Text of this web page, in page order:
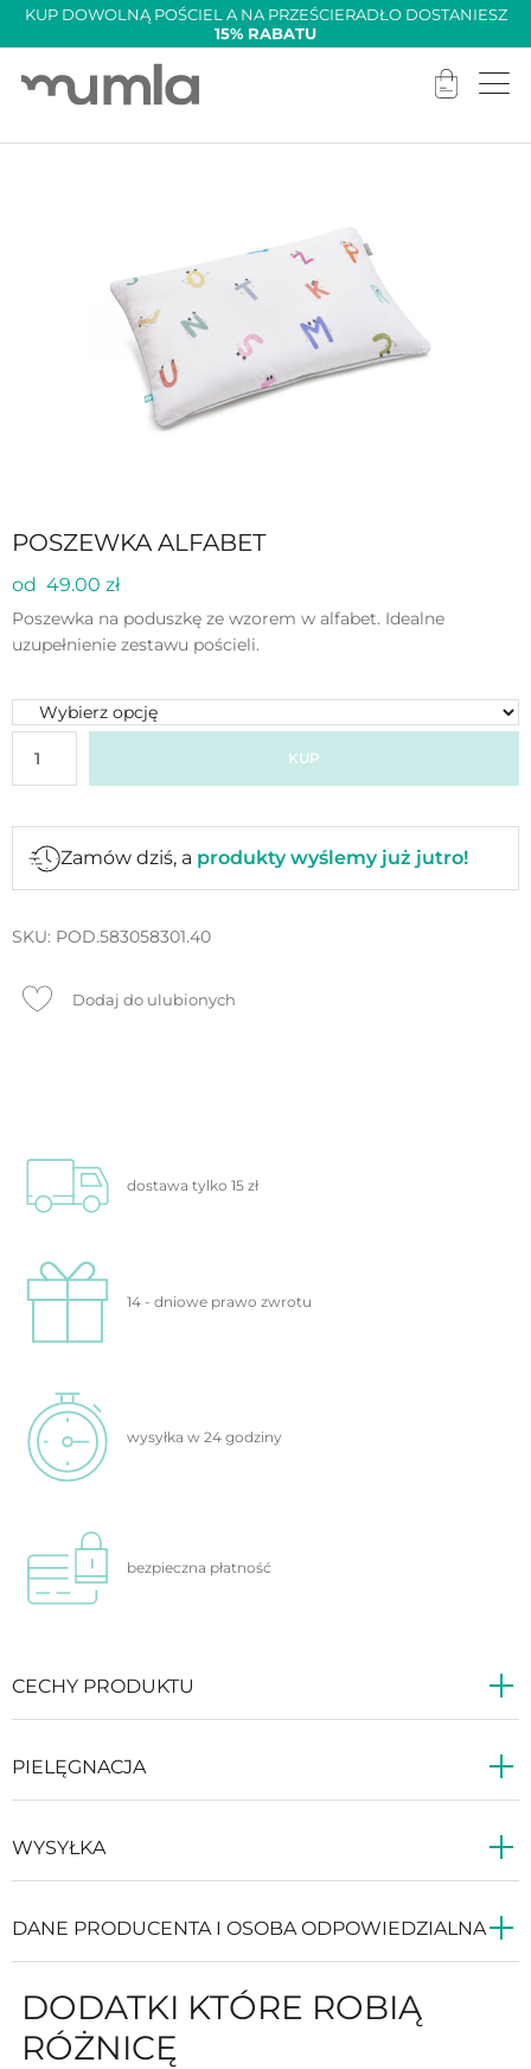
KUP DOWOLNĄ POŚCIEL A NA PRZEŚCIERADŁO DOSTANIESZ
15% RABATU
POSZEWKA ALFABET
od 49.00 zł
Poszewka na poduszkę ze wzorem w alfabet. Idealne
uzupełnienie zestawu pościeli.
KUP
Zamów dziś, a produkty wyślemy już jutro!
SKU: POD.583058301.40
Dodaj do ulubionych
dostawa tylko 15 zł
14 - dniowe prawo zwrotu
wysyłka w 24 godziny
bezpieczna płatność
CECHY PRODUKTU
PIELĘGNACJA
WYSYŁKA
DANE PRODUCENTA I OSOBA ODPOWIEDZIALNA
DODATKI KTÓRE ROBIĄ
RÓŻNICĘ